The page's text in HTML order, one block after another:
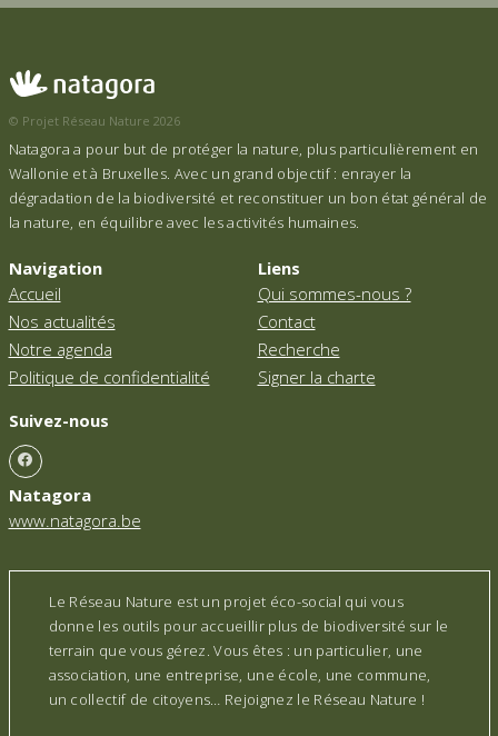
© Projet Réseau Nature 2026
Natagora a pour but de protéger la nature, plus particulièrement en
Wallonie et à Bruxelles. Avec un grand objectif : enrayer la
dégradation de la biodiversité et reconstituer un bon état général de
la nature, en équilibre avec les activités humaines.
Navigation
Accueil
Nos actualités
Notre agenda
Politique de confidentialité
Liens
Qui sommes-nous ?
Contact
Recherche
Signer la charte
Suivez-nous
Natagora
www.natagora.be
Le Réseau Nature est un projet éco-social qui vous
donne les outils pour accueillir plus de biodiversité sur le
terrain que vous gérez. Vous êtes : un particulier, une
association, une entreprise, une école, une commune,
un collectif de citoyens… Rejoignez le Réseau Nature !